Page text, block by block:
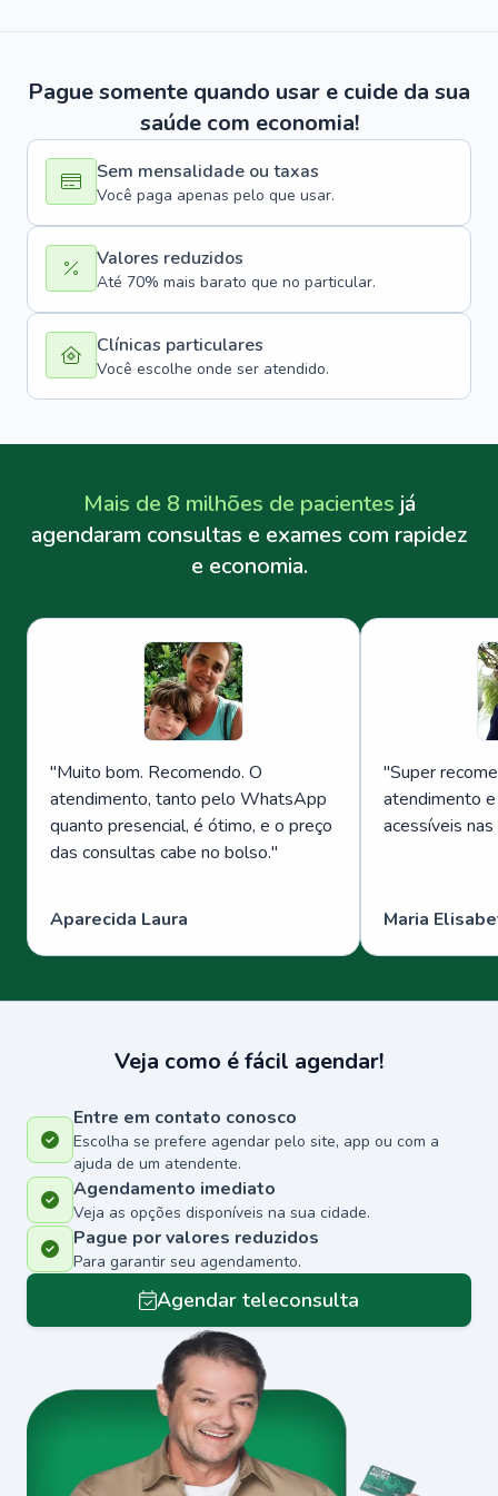
Pague somente quando usar e cuide da sua
saúde com economia!
Sem mensalidade ou taxas
Você paga apenas pelo que usar.
Valores reduzidos
Até 70% mais barato que no particular.
Clínicas particulares
Você escolhe onde ser atendido.
Mais de 8 milhões de pacientes já
agendaram consultas e exames com rapidez
e economia.
"Muito bom. Recomendo. O
atendimento, tanto pelo WhatsApp
quanto presencial, é ótimo, e o preço
das consultas cabe no bolso."
Aparecida Laura
"Super
atendimento
acessíveis
Maria
Veja como é fácil agendar!
Entre em contato conosco
Escolha se prefere agendar pelo site, app ou com a
ajuda de um atendente.
Agendamento imediato
Veja as opções disponíveis na sua cidade.
Pague por valores reduzidos
Para garantir seu agendamento.
Agendar teleconsulta